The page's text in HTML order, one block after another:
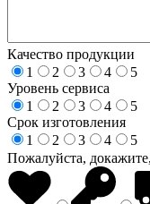
Качество продукции
1
2 3 4
5
Уровень сервиса
1
2 3 4
5
Срок изготовления
1
2 3 4
5
Пожалуйста,